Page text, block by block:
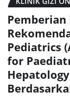
Pediatrics
for